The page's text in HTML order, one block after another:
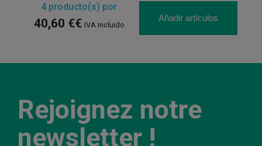
4producto(s) por
40,60 €€ IVA incluido
Añadir artículos
Rejoignez notre
newsletter !